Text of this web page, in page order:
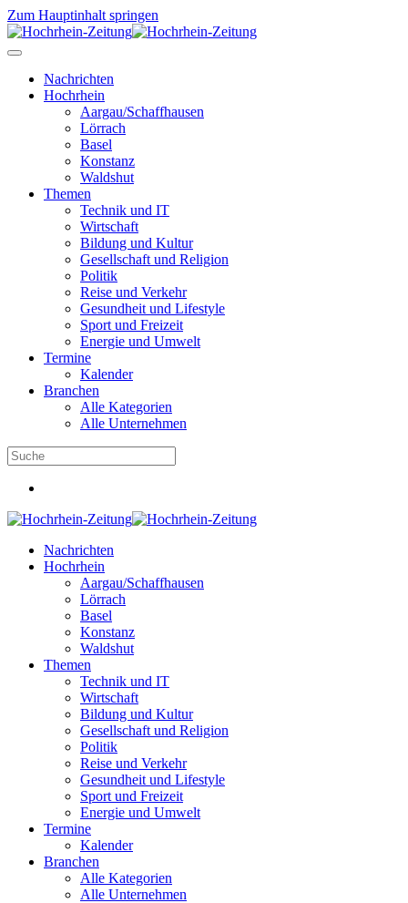
Zum Hauptinhalt springen
Nachrichten
Hochrhein
Aargau/Schaffhausen
Lörrach
Basel
Konstanz
Waldshut
Themen
Technik und IT
Wirtschaft
Bildung und Kultur
Gesellschaft und Religion
Politik
Reise und Verkehr
Gesundheit und Lifestyle
Sport und Freizeit
Energie und Umwelt
Termine
Kalender
Branchen
Alle Kategorien
Alle Unternehmen
Nachrichten
Hochrhein
Aargau/Schaffhausen
Lörrach
Basel
Konstanz
Waldshut
Themen
Technik und IT
Wirtschaft
Bildung und Kultur
Gesellschaft und Religion
Politik
Reise und Verkehr
Gesundheit und Lifestyle
Sport und Freizeit
Energie und Umwelt
Termine
Kalender
Branchen
Alle Kategorien
Alle Unternehmen